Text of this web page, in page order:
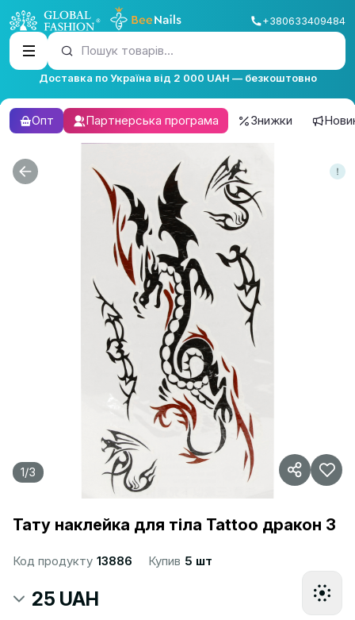
+380633409484
Пошук товарів...
Доставка по Україна від 2 000 UAH — безкоштовно
Опт Партнерська програма Знижки
1/3
Тату наклейка для тіла Tattoo дракон 3
Код продукту 13886 Купив 5 шт
25 UAH